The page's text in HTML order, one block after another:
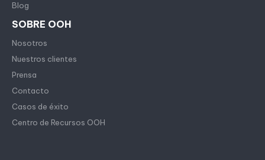
Blog
SOBRE OOH
Nosotros
Nuestros clientes
Prensa
Contacto
Casos de éxito
Centro de Recursos OOH